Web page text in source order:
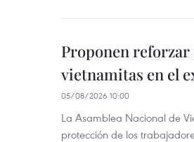
Proponen
vietnamitas en el
05/08/2026 10:00
La Asamblea Nacional de
protección de los